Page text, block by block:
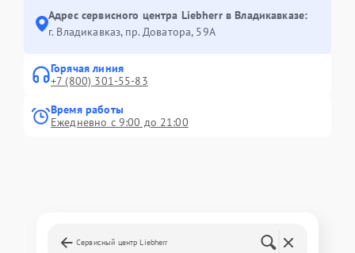
Адрес сервисного центра Liebherr в Владикавказе:
г. Владикавказ, пр. Доватора, 59А
Горячая линия
+7 (800) 301-55-83
Время работы
Ежедневно с 9:00 до 21:00
Сервисный центр Liebherr